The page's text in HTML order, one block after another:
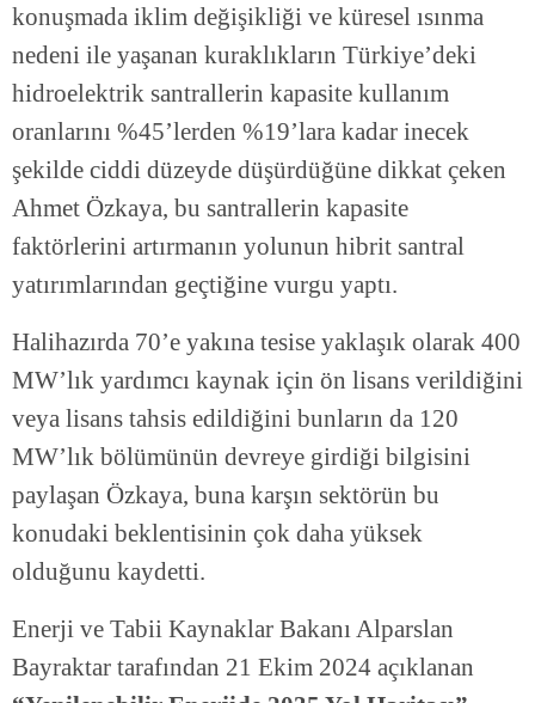
konuşmada iklim değişikliği ve küresel ısınma
nedeni ile yaşanan kuraklıkların Türkiye’deki
hidroelektrik santrallerin kapasite kullanım
oranlarını %45’lerden %19’lara kadar inecek
şekilde ciddi düzeyde düşürdüğüne dikkat çeken
Ahmet Özkaya, bu santrallerin kapasite
faktörlerini artırmanın yolunun hibrit santral
yatırımlarından geçtiğine vurgu yaptı.
Halihazırda 70’e yakına tesise yaklaşık olarak 400
MW’lık yardımcı kaynak için ön lisans verildiğini
veya lisans tahsis edildiğini bunların da 120
MW’lık bölümünün devreye girdiği bilgisini
paylaşan Özkaya, buna karşın sektörün bu
konudaki beklentisinin çok daha yüksek
olduğunu kaydetti.
Enerji ve Tabii Kaynaklar Bakanı Alparslan
Bayraktar tarafından 21 Ekim 2024 açıklanan